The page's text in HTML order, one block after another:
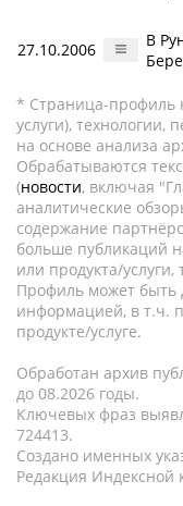
27.10.2006
В
* Страница-профиль
услуги), технологии,
на основе анализа
Обрабатываются
(новости, включая
аналитические
содержание
больше публикаций
или продукта/
Профиль может быть
информацией, в т.ч.
продукте/услуге.
Обработан архив
до 08.2026 годы.
Ключевых фраз
724413.
Создано именных
Редакция Индексной